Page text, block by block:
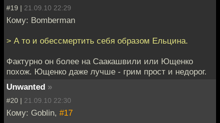
#19 | 21.09.10 22:29
Кому: Bomberman
> А то и обессмертить себя образом Ельцина.
Фактурно он более на Саакашвили или Ющенко
похож. Ющенко даже лучше - грим прост и недорог.
Unwanted »
#20 | 21.09.10 22:30
Кому: Goblin, #17